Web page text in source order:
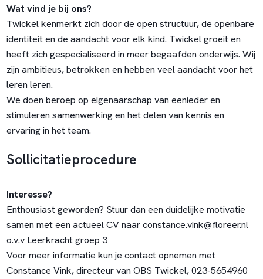
Wat vind je bij ons?
Twickel kenmerkt zich door de open structuur, de openbare
identiteit en de aandacht voor elk kind. Twickel groeit en
heeft zich gespecialiseerd in meer begaafden onderwijs. Wij
zijn ambitieus, betrokken en hebben veel aandacht voor het
leren leren.
We doen beroep op eigenaarschap van eenieder en
stimuleren samenwerking en het delen van kennis en
ervaring in het team.
Sollicitatieprocedure
Interesse?
Enthousiast geworden? Stuur dan een duidelijke motivatie
samen met een actueel CV naar constance.vink@floreer.nl
o.v.v Leerkracht groep 3
Voor meer informatie kun je contact opnemen met
Constance Vink, directeur van OBS Twickel, 023-5654960